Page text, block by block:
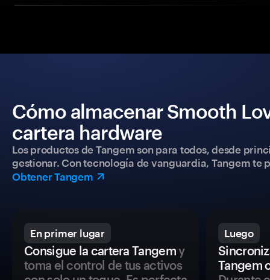
Cómo almacenar Smooth
cartera hardware
Los productos de Tangem son para todos, desde
gestionar. Con tecnología de vanguardia, Tangem
Obtener Tangem
En primer lugar
Consigue la cartera Tangemy
toma el control de tus activos
Luego
Tangem